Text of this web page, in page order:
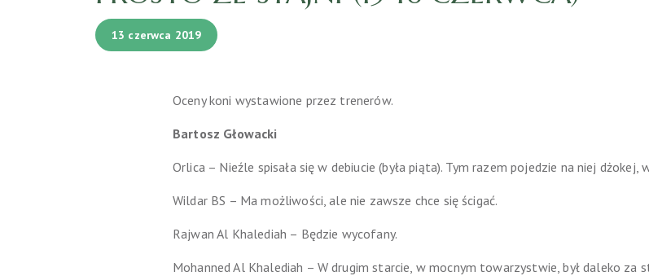
13 czerwca 2019
Oceny koni wystawione przez trenerów.
Bartosz Głowacki
Orlica – Nieźle spisała się w debiucie (była piąta). Tym razem pojedzie na niej dżokej,
Wildar BS – Ma możliwości, ale nie zawsze chce się ścigać.
Rajwan Al Khalediah – Będzie wycofany.
Mohanned Al Khalediah – W drugim starcie, w mocnym towarzystwie, był daleko za